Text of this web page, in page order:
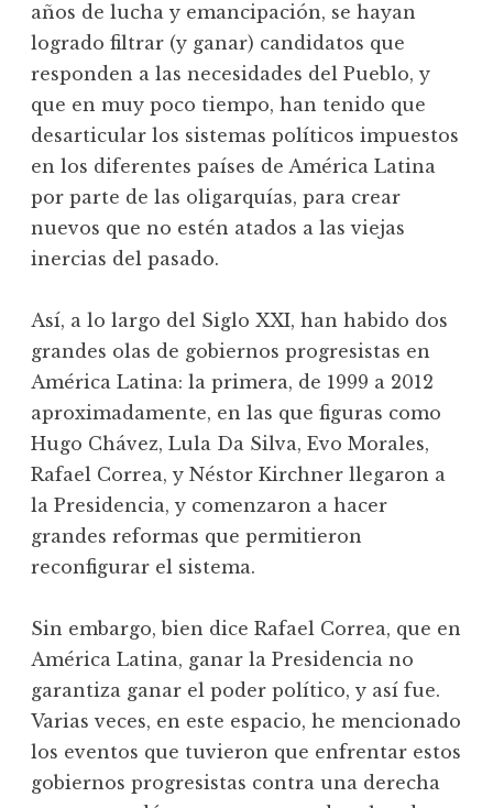
años de lucha y emancipación, se hayan
logrado filtrar (y ganar) candidatos que
responden a las necesidades del Pueblo, y
que en muy poco tiempo, han tenido que
desarticular los sistemas políticos impuestos
en los diferentes países de América Latina
por parte de las oligarquías, para crear
nuevos que no estén atados a las viejas
inercias del pasado.
Así, a lo largo del Siglo XXI, han habido dos
grandes olas de gobiernos progresistas en
América Latina: la primera, de 1999 a 2012
aproximadamente, en las que figuras como
Hugo Chávez, Lula Da Silva, Evo Morales,
Rafael Correa, y Néstor Kirchner llegaron a
la Presidencia, y comenzaron a hacer
grandes reformas que permitieron
reconfigurar el sistema.
Sin embargo, bien dice Rafael Correa, que en
América Latina, ganar la Presidencia no
garantiza ganar el poder político, y así fue.
Varias veces, en este espacio, he mencionado
los eventos que tuvieron que enfrentar estos
gobiernos progresistas contra una derecha